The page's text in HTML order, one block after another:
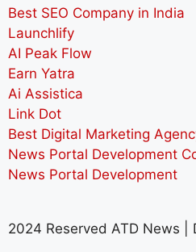
Best SEO Company in India
Launchlify
AI Peak Flow
Earn Yatra
Ai Assistica
Link Dot
Best Digital Marketing
News Portal Development
News Portal Development
2024 Reserved ATD News |